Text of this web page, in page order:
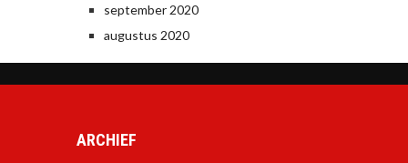
september 2020
augustus 2020
ARCHIEF